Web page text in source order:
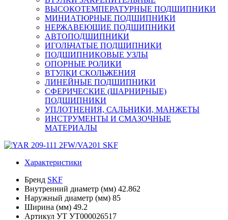
ВЫСОКОТЕМПЕРАТУРНЫЕ ПОДШИПНИКИ
МИНИАТЮРНЫЕ ПОДШИПНИКИ
НЕРЖАВЕЮЩИЕ ПОДШИПНИКИ
АВТОПОДШИПНИКИ
ИГОЛЬЧАТЫЕ ПОДШИПНИКИ
ПОДШИПНИКОВЫЕ УЗЛЫ
ОПОРНЫЕ РОЛИКИ
ВТУЛКИ СКОЛЬЖЕНИЯ
ЛИНЕЙНЫЕ ПОДШИПНИКИ
СФЕРИЧЕСКИЕ (ШАРНИРНЫЕ)
ПОДШИПНИКИ
УПЛОТНЕНИЯ, САЛЬНИКИ, МАНЖЕТЫ
ИНСТРУМЕНТЫ И СМАЗОЧНЫЕ
МАТЕРИАЛЫ
Характеристики
Бренд SKF
Внутренний диаметр (мм) 42.862
Наружный диаметр (мм) 85
Ширина (мм) 49.2
Артикул УТ УТ000026517